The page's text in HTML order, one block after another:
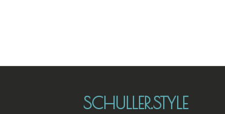
SCHULLER.STYLE